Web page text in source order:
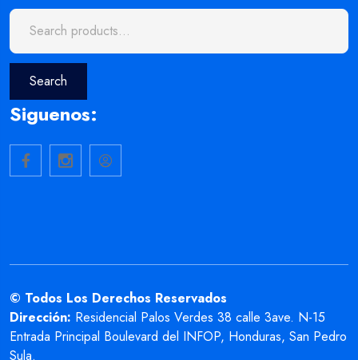
Search
Search
Siguenos:
© Todos Los Derechos Reservados
Dirección: Residencial Palos Verdes 38 calle 3ave. N-15
Entrada Principal Boulevard del INFOP, Honduras, San Pedro
Sula.